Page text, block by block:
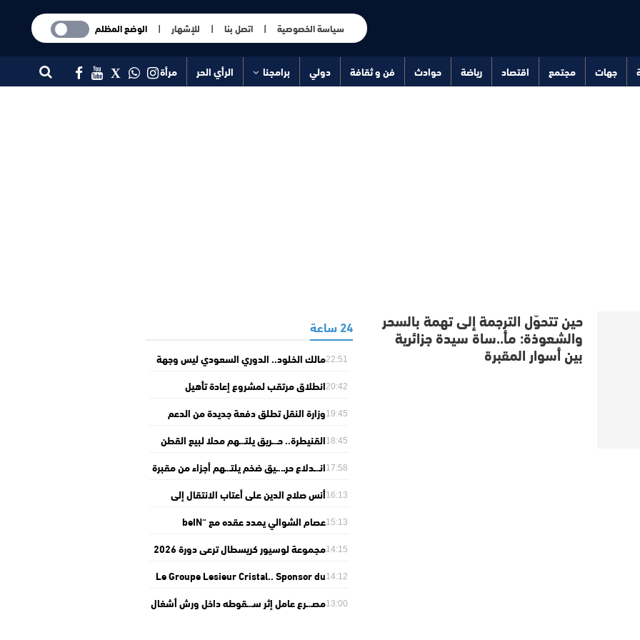
سياسة الخصوصية |اتصل بنا | للإشهار |الوضع المظلم
جهات مجتمع اقتصاد رياضة حوادث فن و ثقافة دولي برامجنا الرأي الحر مرأة
حين تتحوّل الترجمة إلى تهمة بالسحر
والشعوذة: مأ..ساة سيدة جزائرية
بين أسوار المقبرة
24 ساعة
22:51مالك الخلود.. الدوري السعودي ليس وجهة
20:42انطلاق مرتقب لمشروع إعادة تأهيل
19:45وزارة النقل تطلق دفعة جديدة من الدعم
18:45القنيطرة.. حـ.ـريق يلتـ.ـهم محلا لبيع القطن
بحي أولاد عرفة17:58انـ.ـدلاع حرـ..ـيق ضخم يلتـ.ـهم أجزاء من مقبرة
16:13أنس صلاح الدين على أعتاب الانتقال إلى
15:13
عصام الشوالي يمدد عقده مع “beIN
14:15
مجموعة لوسيور كريسطال ترعى دورة 2026
14:12
Le Groupe Lesieur Cristal.. Sponsor du
dans son édition 202613:00مصـ.ـرع عامل إثر سـ.ـقوطه داخل ورش أشغال